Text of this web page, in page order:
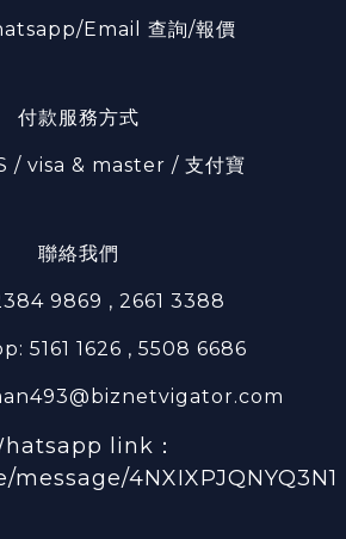
Email 查詢/報價
付款服務方式
/ visa & master / 支付寶
聯絡我們
9869 , 2661 3388
5161 1626 , 5508 6686
link：
4NXIXPJQNYQ3N1